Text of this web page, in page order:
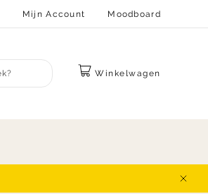
Mijn Account Moodboard
Winkelwagen